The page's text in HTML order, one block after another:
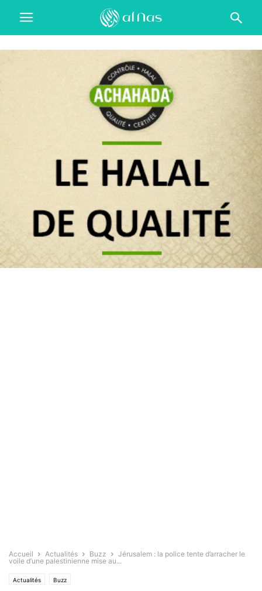
Accueil Actualités Buzz
Jérusalem : la police tente d’arracher le
voile d’une palestinienne mise au...
Actualités Buzz